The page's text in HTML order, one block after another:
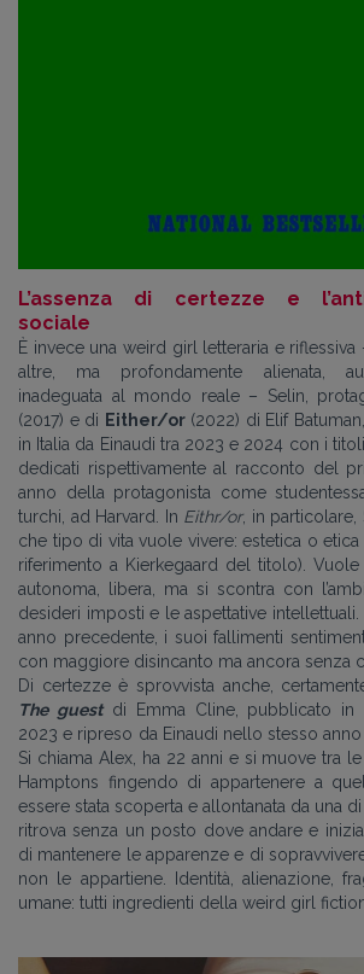
L’assenza di certezze e
sociale
È invece una weird girl letteraria e riflessiva
altre, ma profondamente alienata,
inadeguata al mondo reale – Selin,
(2017) e di Either/or(2022) di Elif
in Italia da Einaudi tra 2023 e 2024 con i titoli
dedicati rispettivamente al racconto del
anno della protagonista come
turchi, ad Harvard. In Eithr/or, in particolare,
che tipo di vita vuole vivere: estetica o
riferimento a Kierkegaard del titolo). Vuole
autonoma, libera, ma si scontra con
desideri imposti e le aspettative
anno precedente, i suoi fallimenti
con maggiore disincanto ma ancora senza
Di certezze è sprovvista anche,
The guestdi Emma Cline, pubblicato in
2023 e ripreso da Einaudi nello stesso
Si chiama Alex, ha 22 anni e si muove tra
Hamptons fingendo di appartenere a
essere stata scoperta e allontanata da una
ritrova senza un posto dove andare e
di mantenere le apparenze e di
non le appartiene. Identità, alienazione,
umane: tutti ingredienti della weird girl